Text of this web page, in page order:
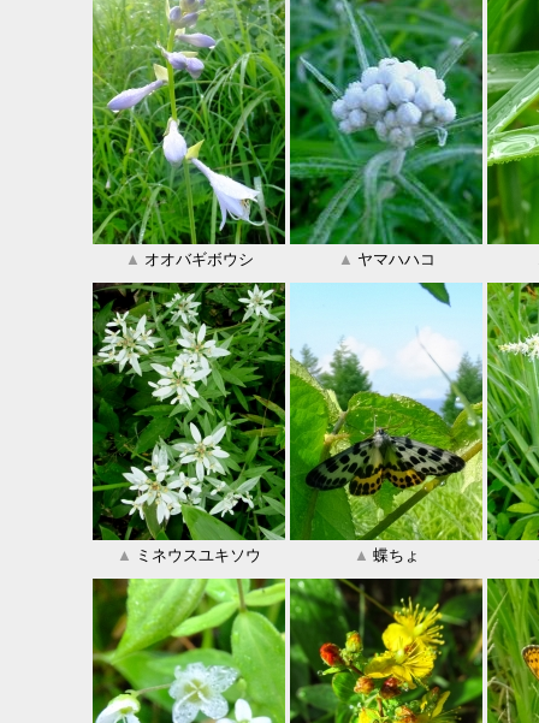
▲ オオバギボウシ ▲ ヤマハハコ
▲ ミネウスユキソウ ▲ 蝶ちょ